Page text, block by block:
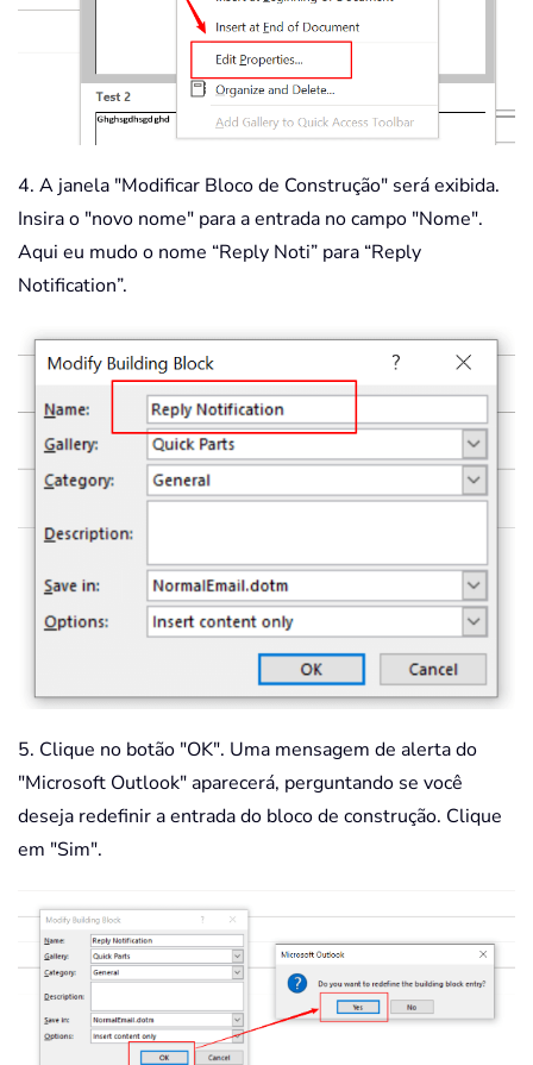
4. A janela "Modificar Bloco de Construção" será exibida.
Insira o "novo nome" para a entrada no campo "Nome".
Aqui eu mudo o nome “Reply Noti” para “Reply
Notification”.
5. Clique no botão "OK". Uma mensagem de alerta do
"Microsoft Outlook" aparecerá, perguntando se você
deseja redefinir a entrada do bloco de construção. Clique
em "Sim".